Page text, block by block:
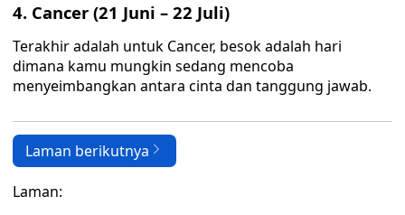
4. Cancer (21 Juni – 22 Juli)
Terakhir adalah untuk Cancer, besok adalah hari
dimana kamu mungkin sedang mencoba
menyeimbangkan antara cinta dan tanggung jawab.
Laman berikutnya
Laman: